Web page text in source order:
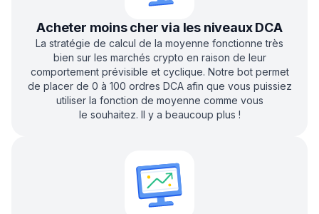
Acheter moins cher via les niveaux DCA
La stratégie de calcul de la moyenne fonctionne très
bien sur les marchés crypto en raison de leur
comportement prévisible et cyclique. Notre bot permet
de placer de 0 à 100 ordres DCA afin que vous puissiez
utiliser la fonction de moyenne comme vous
le souhaitez. Il y a beaucoup plus !